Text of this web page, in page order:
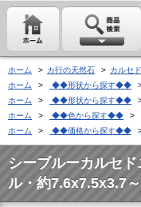
ホーム > カ行の天然石 > カルセ
ホーム
> ◆◆形状から探す◆◆
ホーム
> ◆◆形状から探す◆◆
ホーム
> ◆◆色から探す◆◆ >
ホーム
> ◆◆価格から探す◆◆
シーブルーカルセ
ル・約7.6x7.5x3.7